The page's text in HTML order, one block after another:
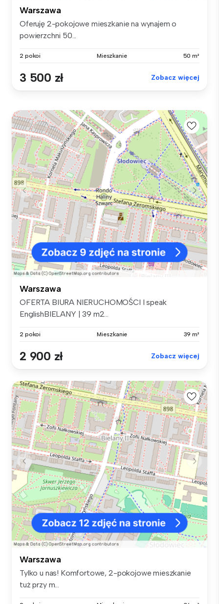
Warszawa
Oferuję 2-pokojowe mieszkanie na wynajem o
powierzchni 50...
2 pokoi Mieszkanie 50 m²
3 500 zł Zobacz więcej
Warszawa
OFERTA BIURA NIERUCHOMOŚCI I speak
EnglishBIELANY | 39 m2...
2 pokoi Mieszkanie 39 m²
2 900 zł Zobacz więcej
Warszawa
Tylko u nas! Komfortowe, 2-pokojowe mieszkanie
tuż przy m...